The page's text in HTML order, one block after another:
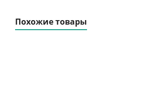
Похожие товары